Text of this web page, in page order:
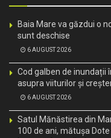
Baia Mare va găzdui o
sunt deschise
6 AUGUST 2026
Cod galben de inundații
asupra viiturilor și
6 AUGUST 2026
Satul Mănăstirea din
100 de ani, mătușa